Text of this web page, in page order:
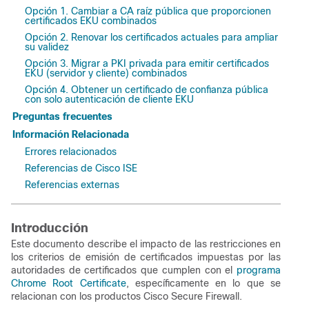
Opción 1. Cambiar a CA raíz pública que proporcionen
certificados EKU combinados
Opción 2. Renovar los certificados actuales para ampliar
su validez
Opción 3. Migrar a PKI privada para emitir certificados
EKU (servidor y cliente) combinados
Opción 4. Obtener un certificado de confianza pública
con solo autenticación de cliente EKU
Preguntas frecuentes
Información Relacionada
Errores relacionados
Referencias de Cisco ISE
Referencias externas
Introducción
Este documento describe el impacto de las restricciones en
los criterios de emisión de certificados impuestas por las
autoridades de certificados que cumplen con el programa
Chrome Root Certificate, específicamente en lo que se
relacionan con los productos Cisco Secure Firewall.